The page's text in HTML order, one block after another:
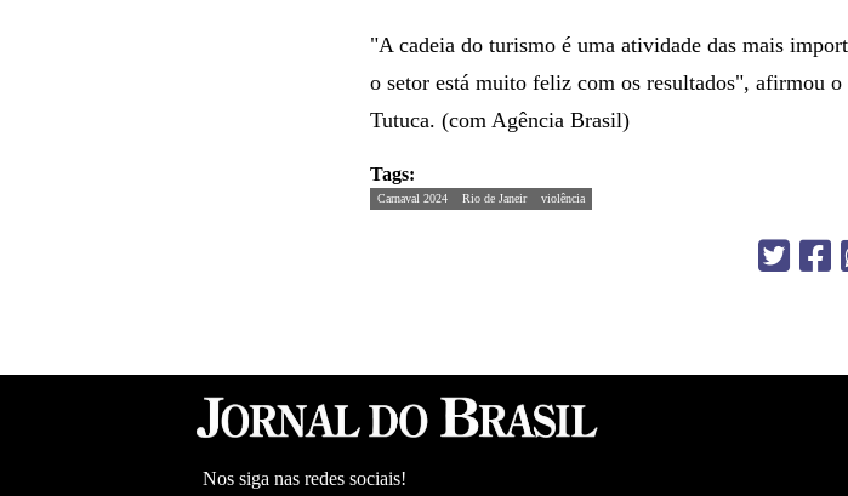
"A cadeia do turismo é uma atividade das mais
o setor está muito feliz com os resultados", afirmou
Tutuca. (com Agência Brasil)
Tags:
Carnaval 2024 Rio de Janeir violência
Nos siga nas redes sociais!